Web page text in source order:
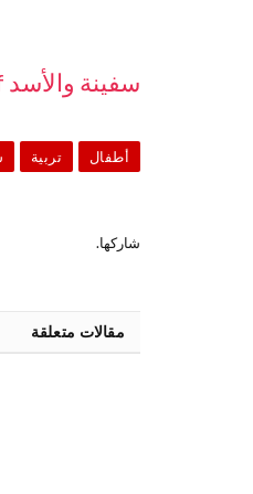
سفينة والأسد pdf
أطفال تربية
شاركها.
مقالات متعلقة